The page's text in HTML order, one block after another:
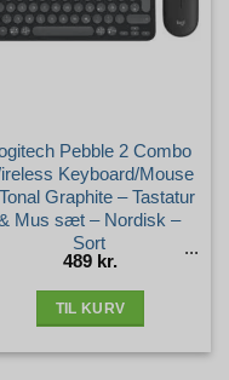
Pebble 2 Combo
Keyboard/Mouse
Graphite – Tastatur
Mus sæt – Nordisk –
Sort
489 kr.
TIL KURV